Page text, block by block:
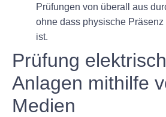
Prüfungen von überall aus
ohne dass physische Präsenz
ist.
Prüfung
Anlagen mithilfe
Medien